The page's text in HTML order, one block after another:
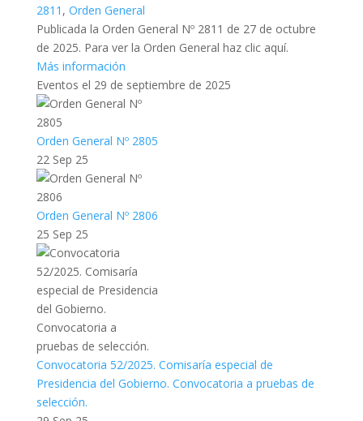
2811 , Orden General
Publicada la Orden General Nº 2811 de 27 de octubre
de 2025. Para ver la Orden General haz clic aquí.
Más información
Eventos el 29 de septiembre de 2025
Orden General Nº 2805
22 Sep 25
Orden General Nº 2806
25 Sep 25
Convocatoria 52/2025. Comisaría especial de
Presidencia del Gobierno. Convocatoria a pruebas de
selección.